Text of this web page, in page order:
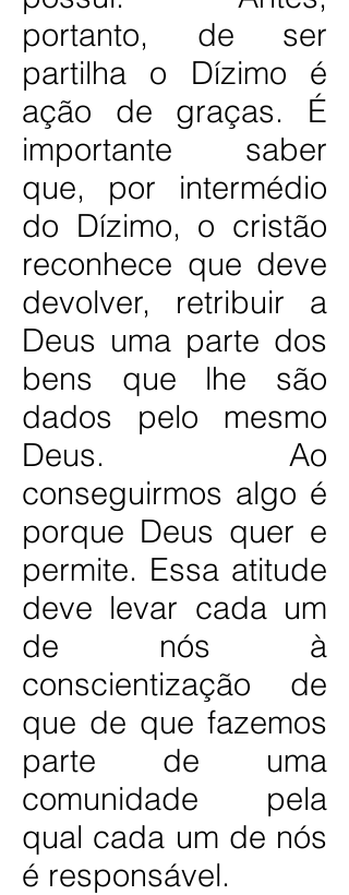
portanto, de ser
partilha o Dízimo é
ação de graças. É
importante saber
que, por intermédio
do Dízimo, o cristão
reconhece que deve
devolver, retribuir a
Deus uma parte dos
bens que lhe são
dados pelo mesmo
Deus. Ao
conseguirmos algo é
porque Deus quer e
permite. Essa atitude
deve levar cada um
de nós à
conscientização de
que de que fazemos
parte de uma
comunidade pela
qual cada um de nós
é responsável.